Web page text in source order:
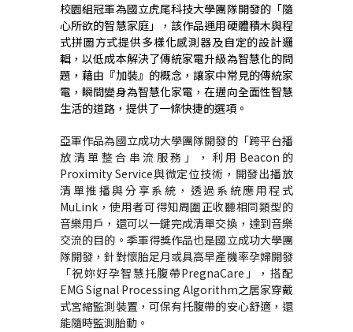
校園組冠軍為國立虎尾科技大學團隊開發的「隨
心所欲的智慧家庭」， 該作品運用硬體積木與程
式拼圖方式提供多樣化感測器及自定的設計邏
輯，以低成本解決了傳統家電升級為智慧化的問
題，藉由 『加裝』 的概念，讓家中常見的傳統家
電，瞬間變身為智慧化家電，在邁向全面性智慧
生活的道路，提供了一條快捷的選項。
亞軍作品為國立成功大學團隊開發的「跨平台播
放清單整合串流服務」，利用 Beacon 的
Proximity Service與微定位技術，開發出播放
清單推播與分享系統，透過系統應用程式
MuLink ，使用者可得知周圍正收聽相同類型的
音樂用戶，還可以一鍵完成清單交換，達到音樂
交流的目的。季軍得獎作品也是國立成功大學團
隊開發，針對懷胎足月或具高早產機率孕婦開發
「祝妳好孕智慧托腹帶PregnaCare 」，搭配
EMG Signal Processing Algorithm之居家穿戴
式宮縮監測裝置，可保有托腹帶的安心舒適，還
能隨時監測胎動。